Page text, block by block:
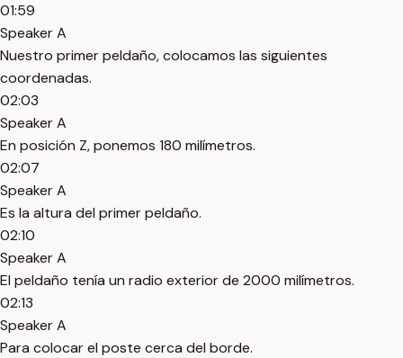
01:59
Speaker A
Nuestro primer peldaño, colocamos las siguientes
coordenadas.
02:03
Speaker A
En posición Z, ponemos 180 milímetros.
02:07
Speaker A
Es la altura del primer peldaño.
02:10
Speaker A
El peldaño tenía un radio exterior de 2000 milímetros.
02:13
Speaker A
Para colocar el poste cerca del borde.